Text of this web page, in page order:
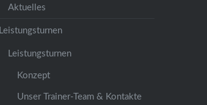
Aktuelles
Leistungsturnen
Leistungsturnen
Konzept
Unser Trainer-Team & Kontakte